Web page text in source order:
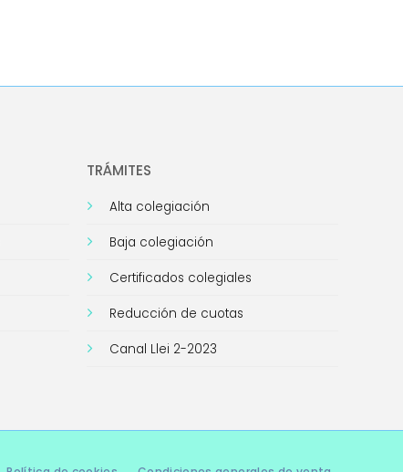
TRÁMITES
Alta colegiación
Baja colegiación
Certificados colegiales
Reducción de cuotas
Canal Llei 2-2023